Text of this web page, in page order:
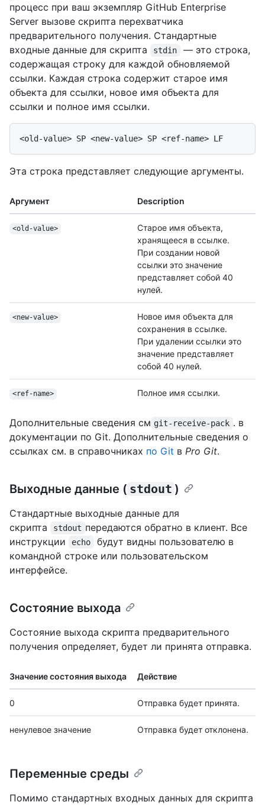
процесс при ваш экземпляр GitHub Enterprise
Server вызове скрипта перехватчика
предварительного получения. Стандартные
входные данные для скрипта
stdin
— это строка,
содержащая строку для каждой обновляемой
ссылки. Каждая строка содержит старое имя
объекта для ссылки, новое имя объекта для
ссылки и полное имя ссылки.
Эта строка представляет следующие аргументы.
Аргумент Description
<old-value>
Старое имя объекта,
хранящееся в ссылке.
При создании новой
ссылки это значение
представляет собой 40
нулей.
<new-value>
Новое имя объекта для
сохранения в ссылке.
При удалении ссылки это
значение представляет
собой 40 нулей.
<ref-name> Полное имя ссылки.
Дополнительные сведения см git-receive-pack . в
документации по Git. Дополнительные сведения о
ссылках см. в справочниках по Git в Pro Git.
Выходные данные ( stdout )
Стандартные выходные данные для
скрипта
stdout передаются обратно в клиент. Все
инструкции
echo
будут видны пользователю в
командной строке или пользовательском
интерфейсе.
Состояние выхода
Состояние выхода скрипта предварительного
получения определяет, будет ли принята отправка.
Значение состояния выхода Действие
0 Отправка будет принята.
ненулевое значение Отправка будет отклонена.
Переменные среды
Помимо стандартных входных данных для скрипта